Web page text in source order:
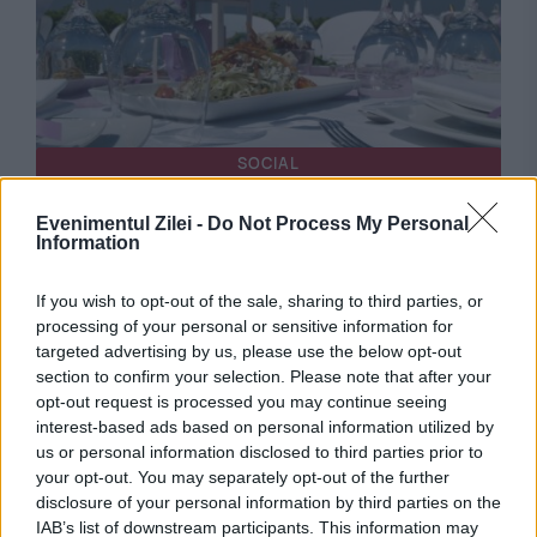
Evenimentul Zilei - Do Not Process My Personal
Information
If you wish to opt-out of the sale, sharing to third parties, or
processing of your personal or sensitive information for
targeted advertising by us, please use the below opt-out
section to confirm your selection. Please note that after your
opt-out request is processed you may continue seeing
interest-based ads based on personal information utilized by
us or personal information disclosed to third parties prior to
your opt-out. You may separately opt-out of the further
disclosure of your personal information by third parties on the
IAB’s list of downstream participants. This information may
SOCIAL
Rețeta de vară a lui Păstorel Teodoreanu.
Deliciul cu ingrediente simple și băutura
asociată